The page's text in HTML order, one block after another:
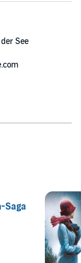
Feindfahrten
klicken.
See
Saga